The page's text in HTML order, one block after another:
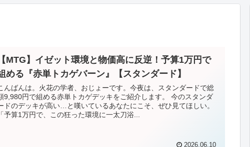
【MTG】イゼット環境と物価高に反逆！予算1万円で
める『赤単トカゲバーン』【スタンダード】
んばんは。火花の学者、おじょーです。今夜は、スタンダードで総
9,980円で組める赤単トカゲデッキをご紹介します。 今のスタンダ
ドのデッキが高い…と嘆いているあなたにこそ、ぜひ見てほしい。
「予算1万円で、この狂った環境に一太刀浴...
2026.06.10